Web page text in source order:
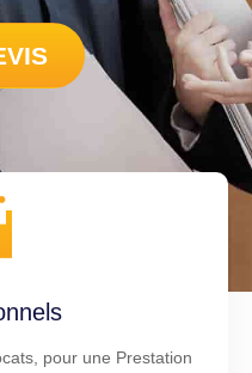
pour une Prestation